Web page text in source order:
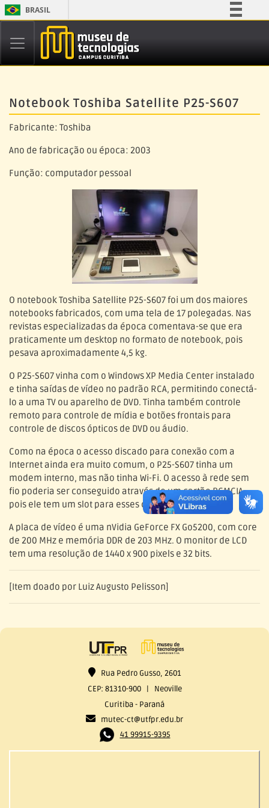
BRASIL
Participe
Legislação
Notebook Toshiba Satellite P25-S607
Fabricante: Toshiba
Ano de fabricação ou época: 2003
Função: computador pessoal
O notebook Toshiba Satellite P25-S607 foi um dos maiores
notebooks fabricados, com uma tela de 17 polegadas. Nas
revistas especializadas da época comentava-se que era
praticamente um desktop no formato de notebook, pois
pesava aproximadamente 4,5 kg.
O P25-S607 vinha com o Windows XP Media Center instalado
e tinha saídas de vídeo no padrão RCA, permitindo conectá-
lo a uma TV ou aparelho de DVD. Tinha também controle
remoto para controle de mídia e botões frontais para
controle de discos ópticos de DVD ou áudio.
Como na época o acesso discado para conexão com a
Internet ainda era muito comum, o P25-S607 tinha um
modem interno, mas não tinha Wi-Fi. O acesso à rede sem
fio poderia ser conseguido através de um cartão PCMCIA,
pois ele tem um slot para esses cartões.
A placa de vídeo é uma nVidia GeForce FX Go5200, com core
de 200 MHz e memória DDR de 203 MHz. O monitor de LCD
tem uma resolução de 1440 x 900 pixels e 32 bits.
[Item doado por Luiz Augusto Pelisson]
Rua Pedro Gusso, 2601
CEP: 81310-900 | Neoville
Curitiba - Paraná
mutec-ct@utfpr.edu.br
41 99915-9395